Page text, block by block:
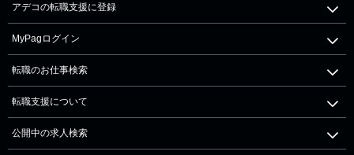
アデコの転職支援に登録
MyPagログイン
転職のお仕事検索
転職支援について
公開中の求人検索